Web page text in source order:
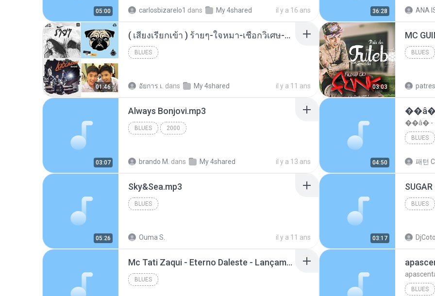
05:00 carlosbizarelo1 dans My 4shared il y a 16 ans 36:28 ANA
01:46
( เสียงเรียกเข้า ) ร้ายๆ-ใจหมา-เชือกวิเศษ-ว้าเหว่.mp3
BLUES
อัยการ เ. dans My 4shared il y a 11 ans 03:03
BLUES
03:07
Always Bonjovi.mp3
BLUES 2000
brando M. dans My 4shared il y a 13 ans 04:50
��â�
BLUES
패턴 C.
05:26
Sky&Sea.mp3
BLUES
Ouma S. il y a 11 ans 03:17
BLUES
Mc Tati Zaqui - Eterno Daleste - Lançamento 2014.mp3
BLUES
BLUES